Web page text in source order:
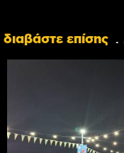
διαβάστε επίσης